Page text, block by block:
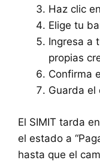
Haz clic
Elige tu
Ingresa a
propias
Confirma
Guarda el
El SIMIT tarda
el estado a
hasta que el